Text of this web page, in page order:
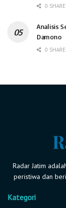
0
Analisis
Damono
0
Radar Jatim
peristiwa dan
Kategori